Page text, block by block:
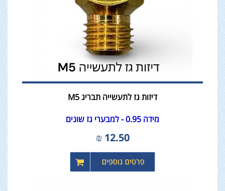
דיזות גז לתעשייה תבריג M5
מידה 0.95 - למבערי גז שונים
12.50
₪